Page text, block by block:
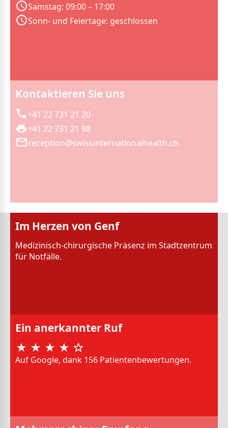
Samstag: 09:00 – 17:00
Sonn- und Feiertage: geschlossen
Kontaktieren Sie uns
+41 22 731 21 20
+41 22 731 21 98
reception@swissinternationalhealth.ch
Im Herzen von Genf
Medizinisch-chirurgische Präsenz im Stadtzentrum
für Notfälle.
Ein anerkannter Ruf
Auf Google, dank 156 Patientenbewertungen.